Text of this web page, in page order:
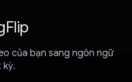
của bạn sang ngôn ngữ
kỳ.